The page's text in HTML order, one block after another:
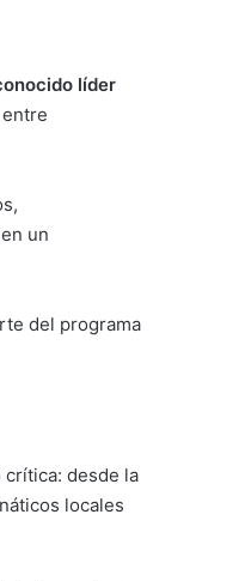
líder
un
del programa
crítica: desde la
locales